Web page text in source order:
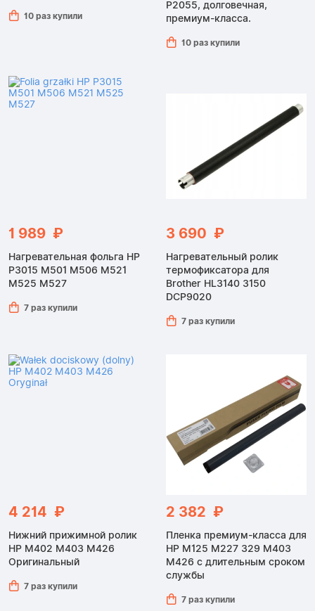
10 раз купили
P2055, долговечная,
премиум-класса.
10 раз купили
1 989 ₽
Нагревательная фольга HP
P3015 M501 M506 M521
M525 M527
7 раз купили
3 690 ₽
Нагревательный ролик
термофиксатора для
Brother HL3140 3150
DCP9020
7 раз купили
4 214 ₽
Нижний прижимной ролик
HP M402 M403 M426
Оригинальный
7 раз купили
2 382 ₽
Пленка премиум-класса для
HP M125 M227 329 M403
M426 с длительным сроком
службы
7 раз купили